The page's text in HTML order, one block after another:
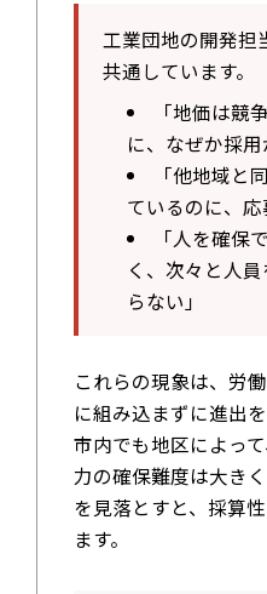
工業団地の開発担
共通しています。
「地価は競
に、なぜか採用
「他地域と
ているのに、応
「人を確保
く、次々と人
らない」
これらの現象は、労
に組み込まずに進出
市内でも地区によっ
力の確保難度は大き
を見落とすと、採算
ます。